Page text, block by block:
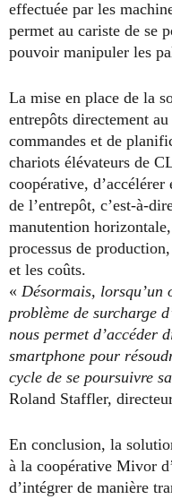
effectuée par les
permet au cariste de se
pouvoir manipuler les
La mise en place de la
entrepôts directement
commandes et de
chariots élévateurs de
coopérative, d’accélérer
de l’entrepôt, c’est-à-
manutention
processus de
et les coûts.
« Désormais, lorsqu’un
problème de surcharge
nous permet d’accéder
smartphone pour
cycle de se poursuivre
Roland Staffler,
En conclusion, la
à la coopérative Mivor
d’intégrer de manière